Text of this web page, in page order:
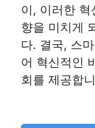
이, 이러한 혁
향을 미치게
다. 결국, 스
어 혁신적인
회를 제공합